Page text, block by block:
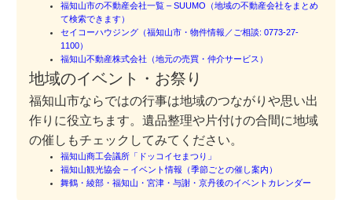
福知山市の不動産会社一覧 – SUUMO（地域の不動産会社をまとめ
て検索できます）
セイコーハウジング（福知山市・物件情報／ご相談: 0773-27-
1100）
福知山不動産株式会社（地元の売買・仲介サービス）
地域のイベント・お祭り
福知山市ならではの行事は地域のつながりや思い出
作りに役立ちます。遺品整理や片付けの合間に地域
の催しもチェックしてみてください。
福知山商工会議所「ドッコイセまつり」
福知山観光協会 – イベント情報（季節ごとの催し案内）
舞鶴・綾部・福知山・宮津・与謝・京丹後のイベントカレンダー